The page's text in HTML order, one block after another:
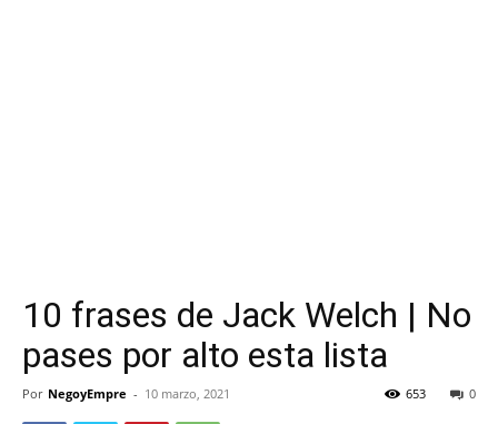
10 frases de Jack Welch | No
pases por alto esta lista
Por NegoyEmpre - 10 marzo, 2021 0
653